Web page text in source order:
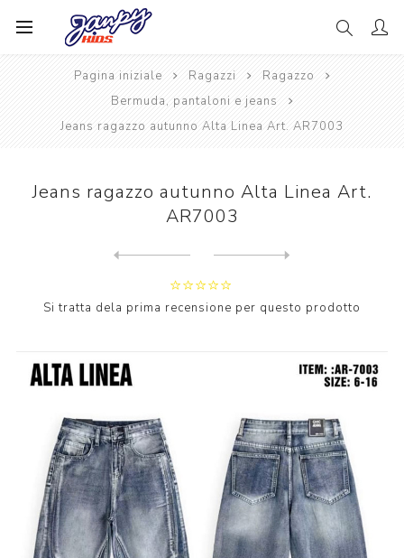
Pagina iniziale Ragazzi
Ragazzo
Bermuda, pantaloni e jeans
Jeans ragazzo autunno Alta Linea Art. AR7003
Jeans ragazzo autunno Alta Linea Art.
AR7003
Si tratta dela prima recensione per questo prodotto